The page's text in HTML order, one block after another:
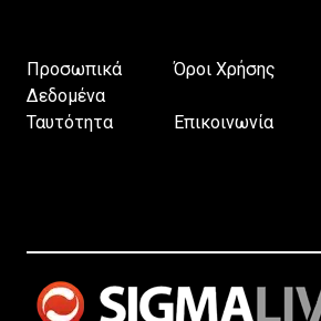
Προσωπικά
Δεδομένα
Όροι Χρήσης
Ταυτότητα Επικοινωνία